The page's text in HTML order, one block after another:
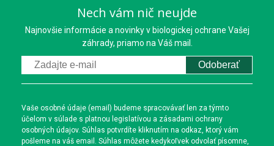
Nech vám nič neujde
Najnovšie informácie a novinky v biologickej ochrane Vašej
záhrady, priamo na Váš mail.
Odoberať
Vaše osobné údaje (email) budeme spracovávať len za týmto
účelom v súlade s platnou legislatívou a zásadami ochrany
osobných údajov. Súhlas potvrdíte kliknutím na odkaz, ktorý vám
pošleme na váš email. Súhlas môžete kedykoľvek odvolať písomne,